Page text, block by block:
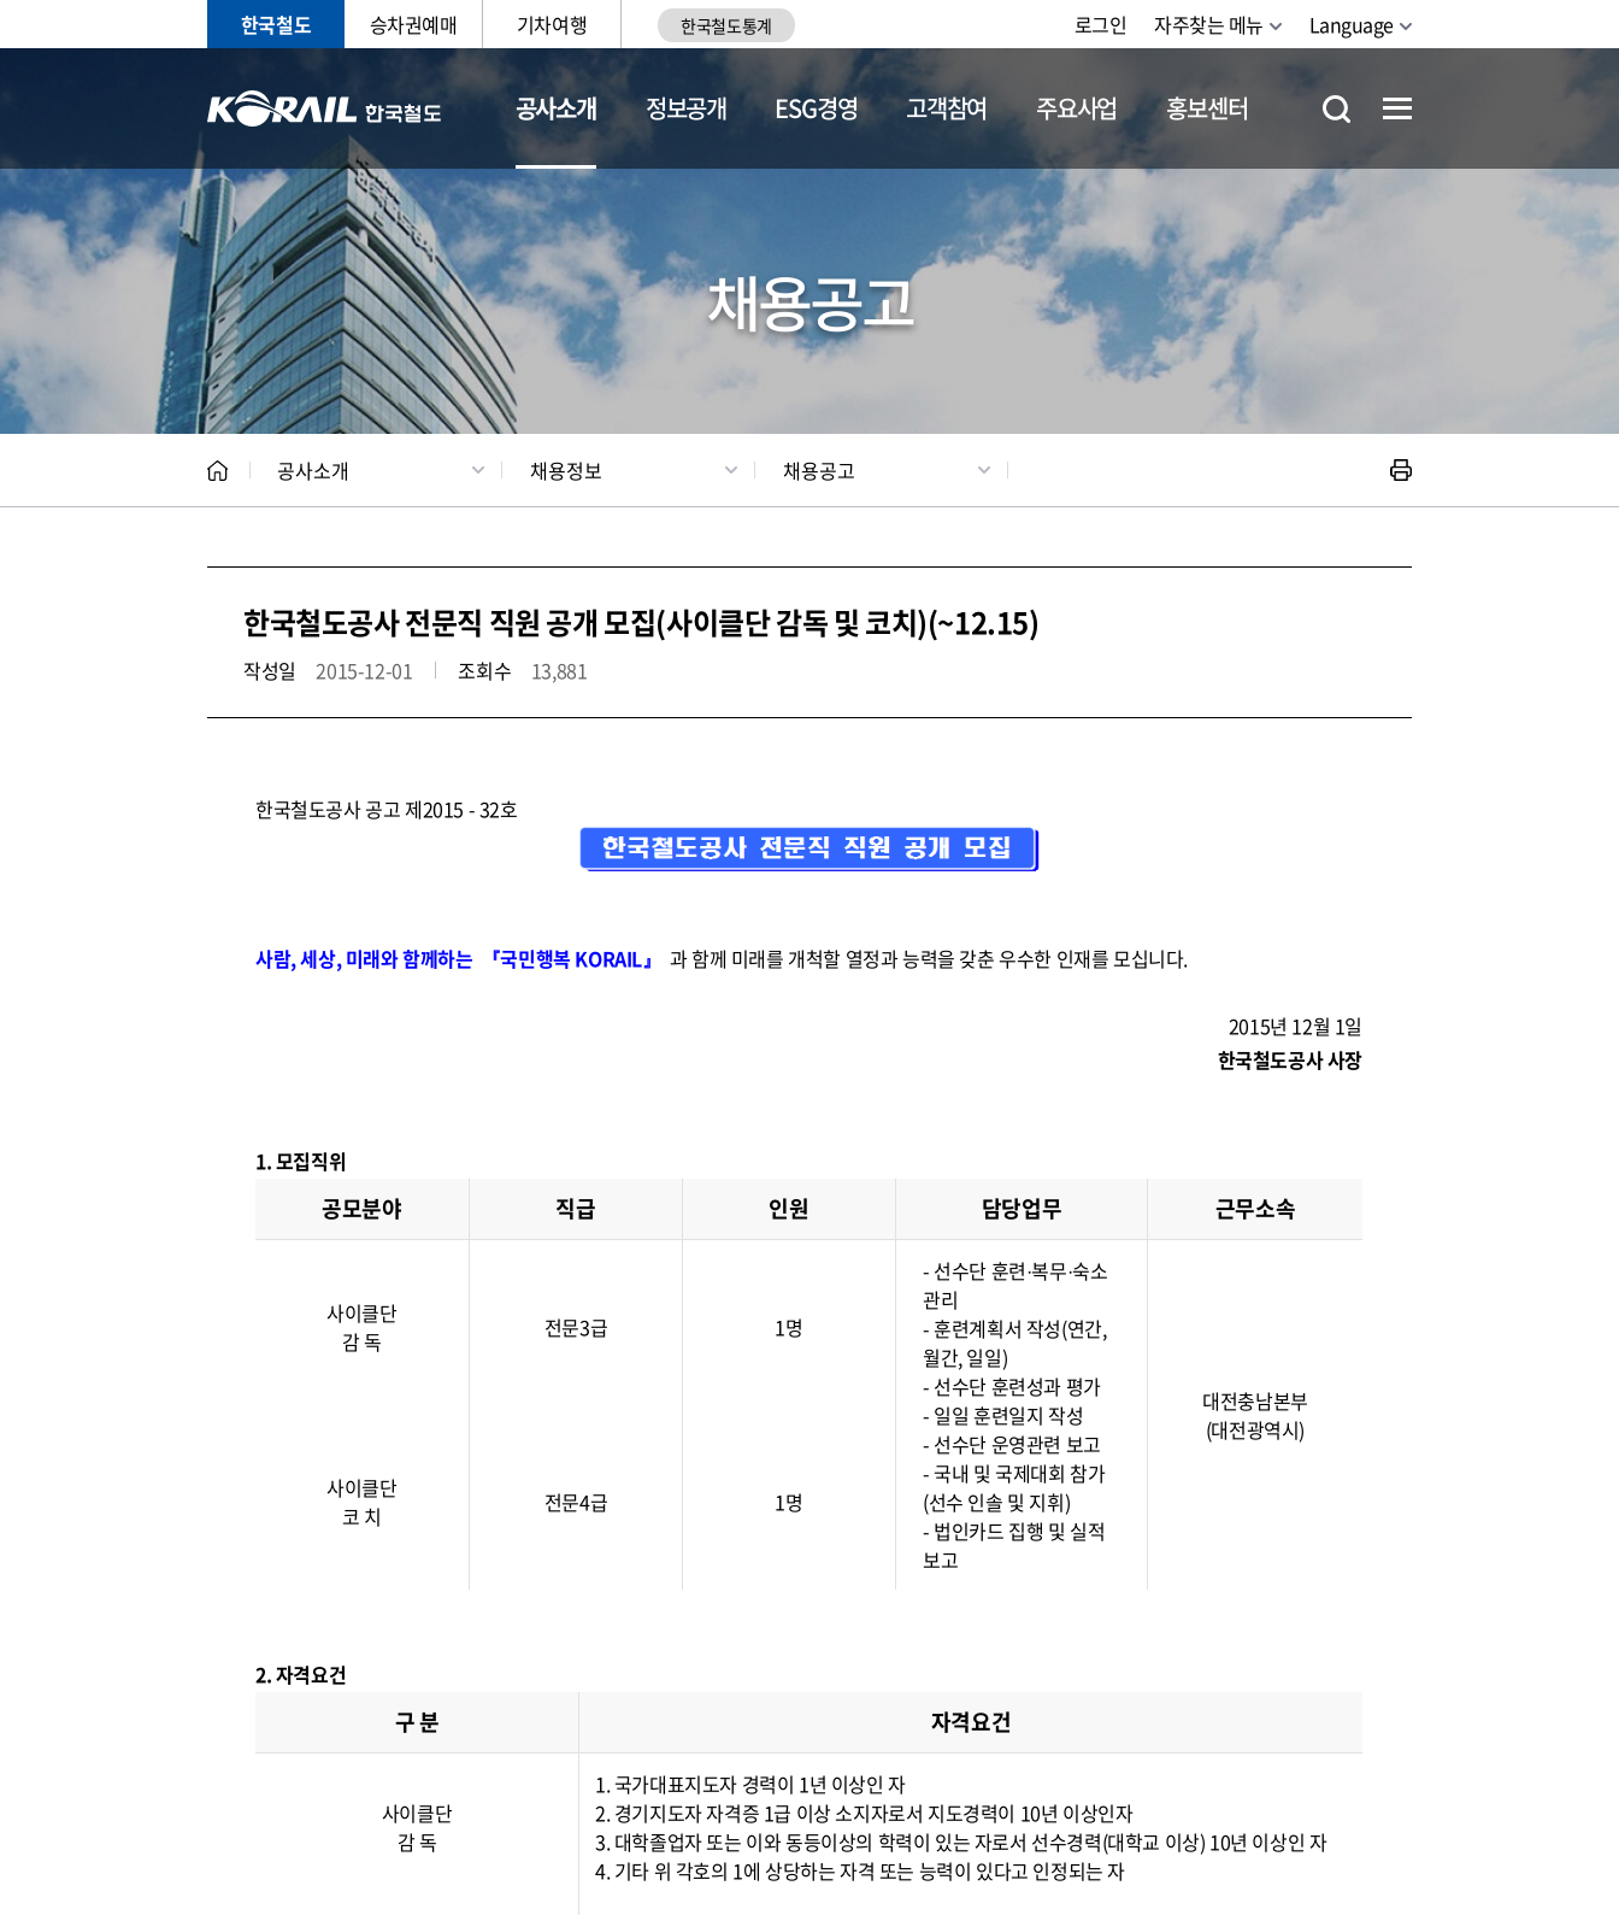
한국철도 승차권예매 기차여행 한국철도통계 로그인 자주찾는 메뉴 Language
공사소개
CEO 일반현황 채용정보
정보공개 ESG경영 고객참여 주요사업 홍보센터
채용공고
공사소개 채용정보 채용공고
한국철도공사 전문직 직원 공개 모집(사이클단 감독 및 코치)(~12.15)
작성일 2015-12-01 조회수 13,881
한국철도공사 공고 제2015 - 32호
사람, 세상, 미래와 함께하는 『국민행복 KORAIL』 과 함께 미래를 개척할 열정과 능력을 갖춘 우수한 인재를 모십니다.
2015년 12월 1일
한국철도공사 사장
1. 모집직위
공모분야 직급 인원 담당업무 근무소속
사이클단
감 독
전문3급 1명
- 선수단 훈련·복무·숙소
관리
- 훈련계획서 작성(연간,
월간, 일일)
- 선수단 훈련성과 평가
- 일일 훈련일지 작성
- 선수단 운영관련 보고
- 국내 및 국제대회 참가
(선수 인솔 및 지휘)
- 법인카드 집행 및 실적
보고
대전충남본부
(대전광역시)
사이클단
코 치
전문4급 1명
2. 자격요건
구 분 자격요건
사이클단
감 독
1. 국가대표지도자 경력이 1년 이상인 자
2. 경기지도자 자격증 1급 이상 소지자로서 지도경력이 10년 이상인자
3. 대학졸업자 또는 이와 동등이상의 학력이 있는 자로서 선수경력(대학교 이상) 10년 이상인 자
4. 기타 위 각호의 1에 상당하는 자격 또는 능력이 있다고 인정되는 자